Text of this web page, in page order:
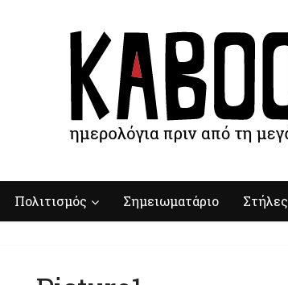
Πολιτισμός Σημειωματάριο Στήλες